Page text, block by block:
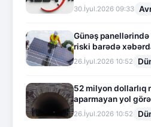
30.İyul.2026 09:33
Günəş
riski barədə
26.İyul.2026 10:52
52 milyon dollarlıq
aparmayan yol
26.İyul.2026 10:52